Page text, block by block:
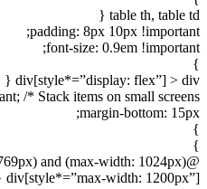
table th, table td {
padding: 8px 10px !important;
font-size: 0.9em !important;
}
div[style*=”display: flex”] > div {
/* Stack items on small screens */
margin-bottom: 15px;
}
}
@media (min-width: 769px) and (max-width: 1024px) {
div[style*=”max-width: 1200px”] {